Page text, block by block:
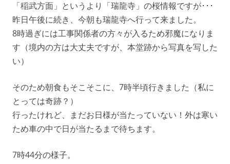
「稲武方面」というより「瑞龍寺」の桜情報ですが･･･
昨日午後に続き、今朝も瑞龍寺へ行って来ました。
8時過ぎには工事関係者の方々が入るため邪魔になりま
す（境内の方は大丈夫ですが、本堂跡から写真を写した
い）
そのため朝食もそこそこに、7時半頃行きました（私に
とっては奇跡？）
行ったけれど、まだお日様が当たっていない！外は寒い
ため車の中で日が当たるまで待ちます。
7時44分の様子。